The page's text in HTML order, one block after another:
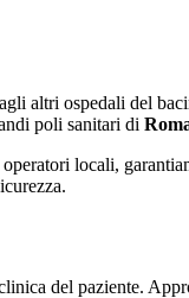
altri ospedali del
poli sanitari di
locali,
del paziente.